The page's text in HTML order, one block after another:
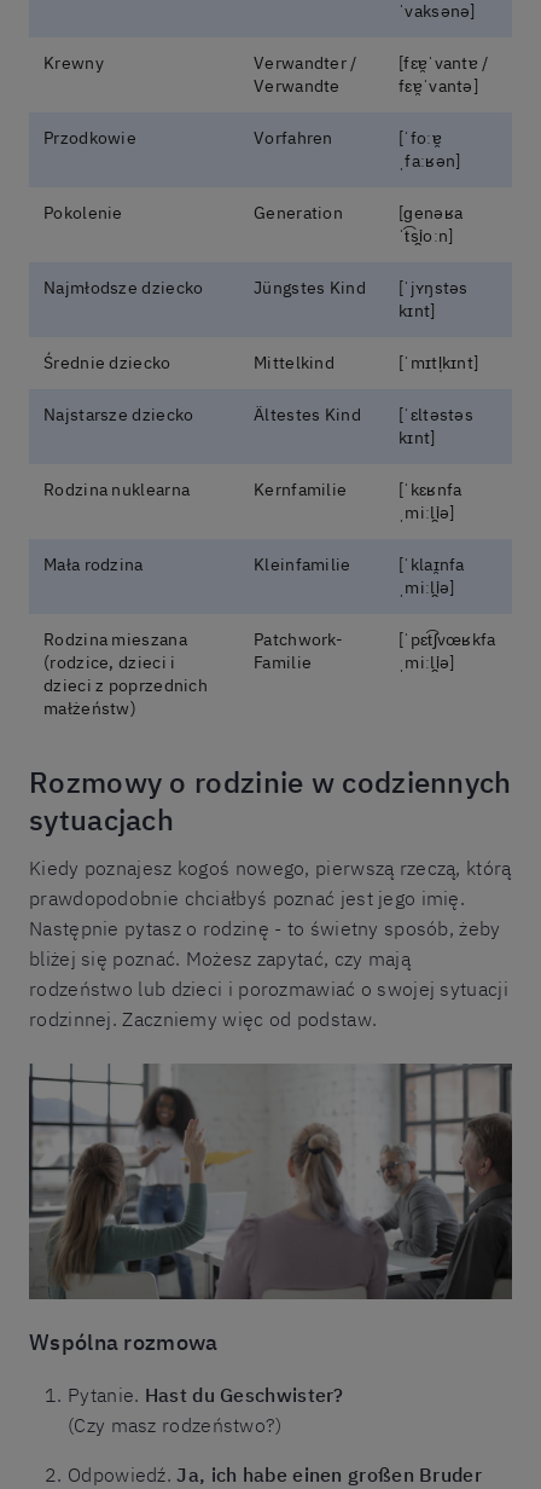
ˈvaksənə]
Krewny
Verwandter /
Verwandte
[fɛɐ̯ˈvantɐ /
fɛɐ̯ˈvantə]
Przodkowie Vorfahren
[ˈfoːɐ̯
ˌfaːʁən]
Pokolenie Generation
[ɡenəʁa
ˈt͡si̯oːn]
Najmłodsze dziecko Jüngstes Kind
[ˈjʏŋstəs
kɪnt]
Średnie dziecko Mittelkind [ˈmɪtl̩kɪnt]
Najstarsze dziecko Ältestes Kind
[ˈɛltəstəs
kɪnt]
Rodzina nuklearna Kernfamilie
[ˈkɛʁnfa
ˌmiːli̯ə]
Mała rodzina Kleinfamilie
[ˈklaɪ̯nfa
ˌmiːli̯ə]
Rodzina mieszana
(rodzice, dzieci i
dzieci z poprzednich
małżeństw)
Patchwork-
Familie
[ˈpɛt͡ʃvœʁkfa
ˌmiːli̯ə]
Rozmowy o rodzinie w codziennych
sytuacjach
Kiedy poznajesz kogoś nowego, pierwszą rzeczą, którą
prawdopodobnie chciałbyś poznać jest jego imię.
Następnie pytasz o rodzinę - to świetny sposób, żeby
bliżej się poznać. Możesz zapytać, czy mają
rodzeństwo lub dzieci i porozmawiać o swojej sytuacji
rodzinnej. Zaczniemy więc od podstaw.
Wspólna rozmowa
Pytanie. Hast du Geschwister?
(Czy masz rodzeństwo?)
Odpowiedź.Ja, ich habe einen großen Bruder